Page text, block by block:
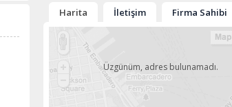
Harita İletişim Firma Sahibi
Üzgünüm, adres bulunamadı.